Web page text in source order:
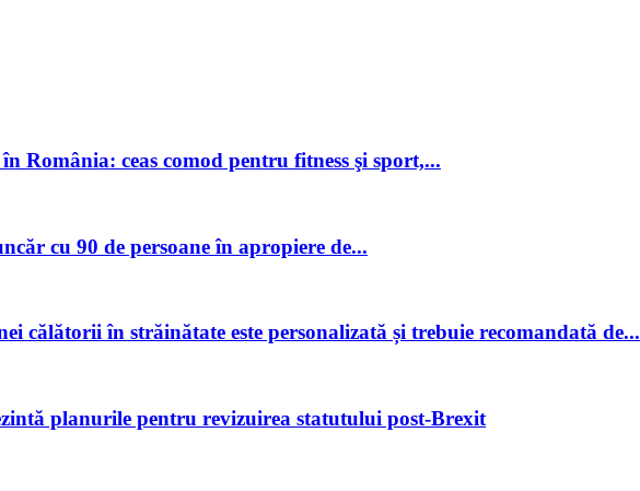
România: ceas comod pentru fitness şi sport,...
cu 90 de persoane în apropiere de...
călătorii în străinătate este personalizată și trebuie recomandată de...
planurile pentru revizuirea statutului post-Brexit